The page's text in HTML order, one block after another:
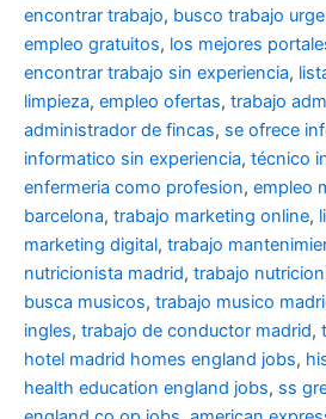
encontrar trabajo, busco trabajo
empleo gratuitos, los mejores
encontrar trabajo sin experiencia,
limpieza, empleo ofertas, trabajo
administrador de fincas, se ofrece
informatico sin experiencia, técnico
enfermeria como profesion, empleo
barcelona, trabajo marketing online,
marketing digital, trabajo
nutricionista madrid, trabajo
busca musicos, trabajo musico
ingles, trabajo de conductor madrid,
hotel madrid homes england jobs,
health education england jobs, ss